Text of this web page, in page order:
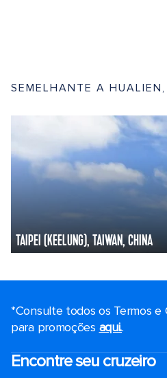
SEMELHANTE A
TAIPEI (KEELUNG), TAIWAN, CHINA
*Consulte todos os Termos e
para promoções aqui..
Encontre seu cruzeiro